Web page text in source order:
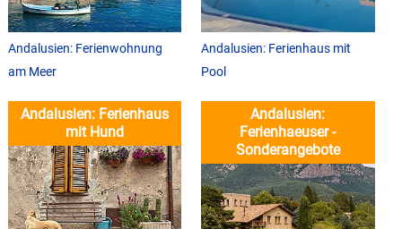
Andalusien: Ferienwohnung
am Meer
Andalusien: Ferienhaus mit
Pool
Andalusien: Ferienhaus
mit Hund
Andalusien:
Ferienhaeuser -
Sonderangebote